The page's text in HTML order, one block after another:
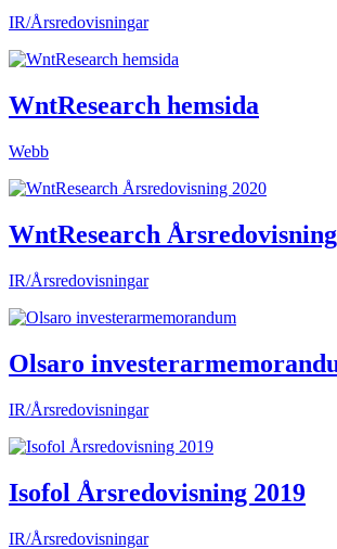
IR/Årsredovisningar
WntResearch hemsida
Webb
WntResearch
IR/Årsredovisningar
Olsaro
IR/Årsredovisningar
Isofol Årsredovisning 2019
IR/Årsredovisningar